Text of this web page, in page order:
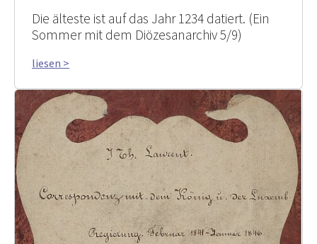
Die älteste ist auf das Jahr 1234 datiert. (Ein
Sommer mit dem Diözesanarchiv 5/9)
liesen >